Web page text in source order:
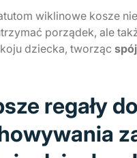
wiklinowe kosze
porządek, ale
dziecka, tworząc
regały do